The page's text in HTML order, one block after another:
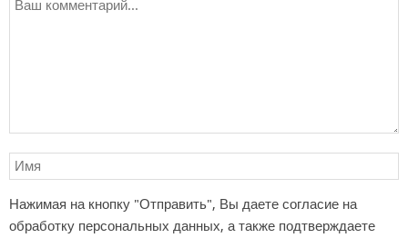
Нажимая на кнопку "Отправить", Вы даете согласие на
обработку персональных данных, а также подтверждаете